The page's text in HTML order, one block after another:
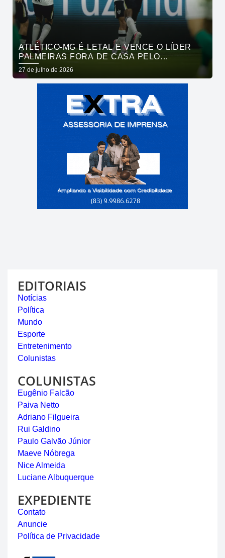
ATLÉTICO-MG É LETAL E VENCE O LÍDER
PALMEIRAS FORA DE CASA PELO
BRASILEIRÃO
27 de julho de 2026
EDITORIAIS
Notícias
Política
Mundo
Esporte
Entretenimento
Colunistas
COLUNISTAS
Eugênio Falcão
Paiva Netto
Adriano Filgueira
Rui Galdino
Paulo Galvão Júnior
Maeve Nóbrega
Nice Almeida
Luciane Albuquerque
EXPEDIENTE
Contato
Anuncie
Política de Privacidade